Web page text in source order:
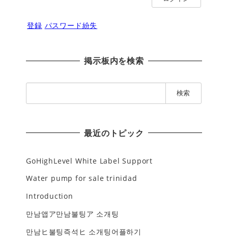
登録 パスワード紛失
掲示板内を検索
索
最近のトピック
GoHighLevel White Label Support
Water pump for sale trinidad
Introduction
만남앱ア만남불팅ア 소개팅
만남ヒ불팅즉석ヒ 소개팅어플하기